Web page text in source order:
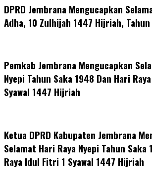
DPRD Jembrana Mengucapkan
Adha, 10 Zulhijah 1447 Hijriah,
Pemkab Jembrana Mengucapkan
Nyepi Tahun Saka 1948 Dan Hari
Syawal 1447 Hijriah
Ketua DPRD Kabupaten Jembrana
Selamat Hari Raya Nyepi Tahun Saka
Raya Idul Fitri 1 Syawal 1447 Hijriah